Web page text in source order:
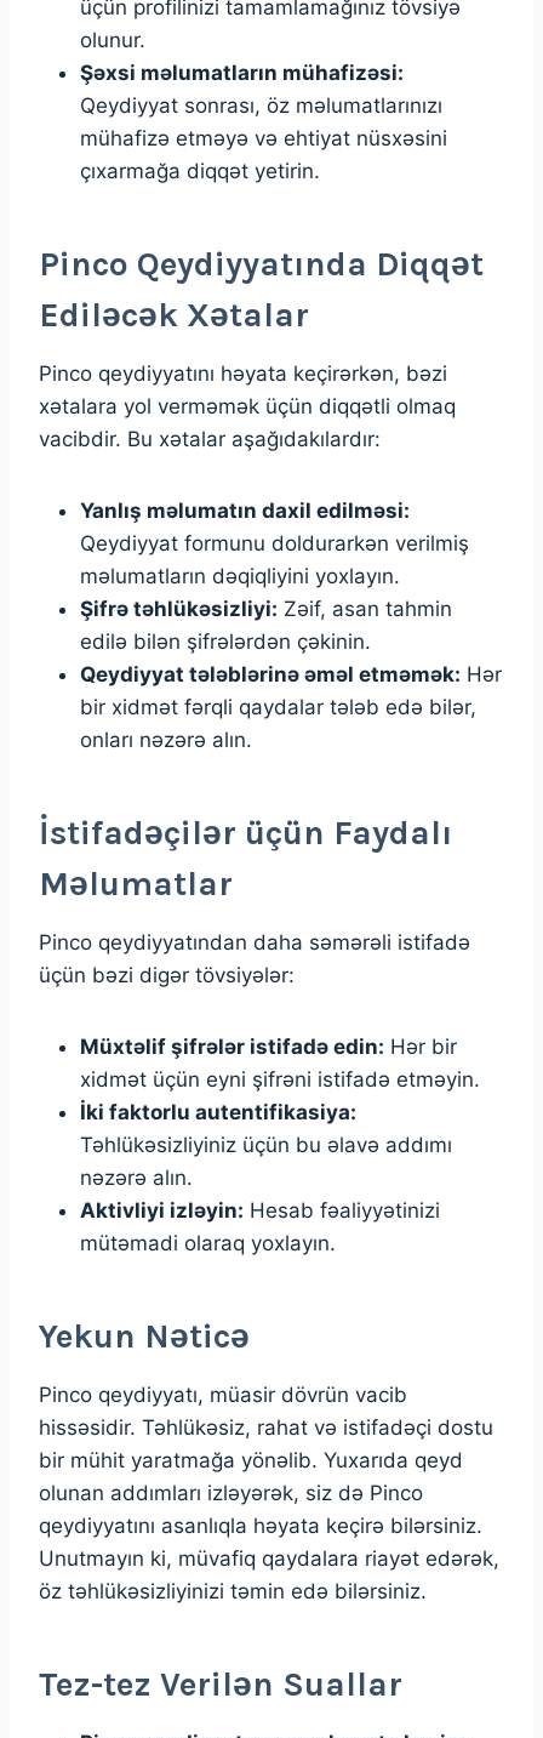
üçün profilinizi tamamlamağınız tövsiyə
olunur.
Şəxsi məlumatların mühafizəsi:
Qeydiyyat sonrası, öz məlumatlarınızı
mühafizə etməyə və ehtiyat nüsxəsini
çıxarmağa diqqət yetirin.
Pinco Qeydiyyatında Diqqət
Ediləcək Xətalar
Pinco qeydiyyatını həyata keçirərkən, bəzi
xətalara yol verməmək üçün diqqətli olmaq
vacibdir. Bu xətalar aşağıdakılardır:
Yanlış məlumatın daxil edilməsi:
Qeydiyyat formunu doldurarkən verilmiş
məlumatların dəqiqliyini yoxlayın.
Şifrə təhlükəsizliyi: Zəif, asan tahmin
edilə bilən şifrələrdən çəkinin.
Qeydiyyat tələblərinə əməl etməmək: Hər
bir xidmət fərqli qaydalar tələb edə bilər,
onları nəzərə alın.
İstifadəçilər üçün Faydalı
Məlumatlar
Pinco qeydiyyatından daha səmərəli istifadə
üçün bəzi digər tövsiyələr:
Müxtəlif şifrələr istifadə edin: Hər bir
xidmət üçün eyni şifrəni istifadə etməyin.
İki faktorlu autentifikasiya:
Təhlükəsizliyiniz üçün bu əlavə addımı
nəzərə alın.
Aktivliyi izləyin: Hesab fəaliyyətinizi
mütəmadi olaraq yoxlayın.
Yekun Nəticə
Pinco qeydiyyatı, müasir dövrün vacib
hissəsidir. Təhlükəsiz, rahat və istifadəçi dostu
bir mühit yaratmağa yönəlib. Yuxarıda qeyd
olunan addımları izləyərək, siz də Pinco
qeydiyyatını asanlıqla həyata keçirə bilərsiniz.
Unutmayın ki, müvafiq qaydalara riayət edərək,
öz təhlükəsizliyinizi təmin edə bilərsiniz.
Tez-tez Verilən Suallar